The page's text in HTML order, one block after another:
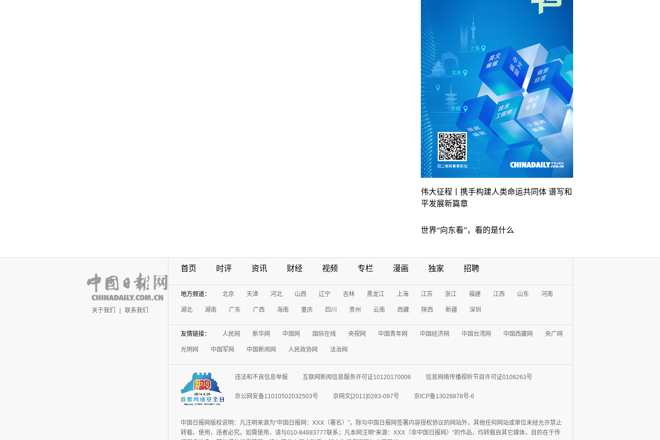
伟大征程丨携手构建人类命运共同体 谱写和
平发展新篇章
世界“向东看”，看的是什么
关于我们 联系我们
首页 时评 资讯 财经 视频 专栏 漫画 独家 招聘
地方频道： 北京 天津 河北 山西 辽宁 吉林 黑龙江 上海 江苏 浙江 福建 江西 山东 河南
湖北 湖南 广东 广西 海南 重庆 四川 贵州 云南 西藏 陕西 新疆 深圳
友情链接： 人民网 新华网 中国网 国际在线 央视网 中国青年网 中国经济网 中国台湾网 中国西藏网 央广网
光明网 中国军网 中国新闻网 人民政协网 法治网
违法和不良信息举报 互联网新闻信息服务许可证10120170006 信息网络传播视听节目许可证0108263号
京公网安备11010502032503号 京网文[2011]0283-097号 京ICP备13028878号-6
中国日报网版权说明：凡注明来源为“中国日报网：XXX（署名）”，除与中国日报网签署内容授权协议的网站外，其他任何网站或单位未经允许禁止
转载、使用，违者必究。如需使用，请与010-84883777联系；凡本网注明“来源：XXX（非中国日报网）”的作品，均转载自其它媒体，目的在于传